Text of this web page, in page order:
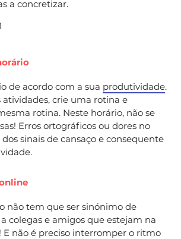
a concretizar.
de acordo com a sua produtividade.
atividades, crie uma rotina e
rotina. Neste horário, não se
Erros ortográficos ou dores no
sinais de cansaço e consequente
não tem que ser sinónimo de
colegas e amigos que estejam na
E não é preciso interromper o ritmo